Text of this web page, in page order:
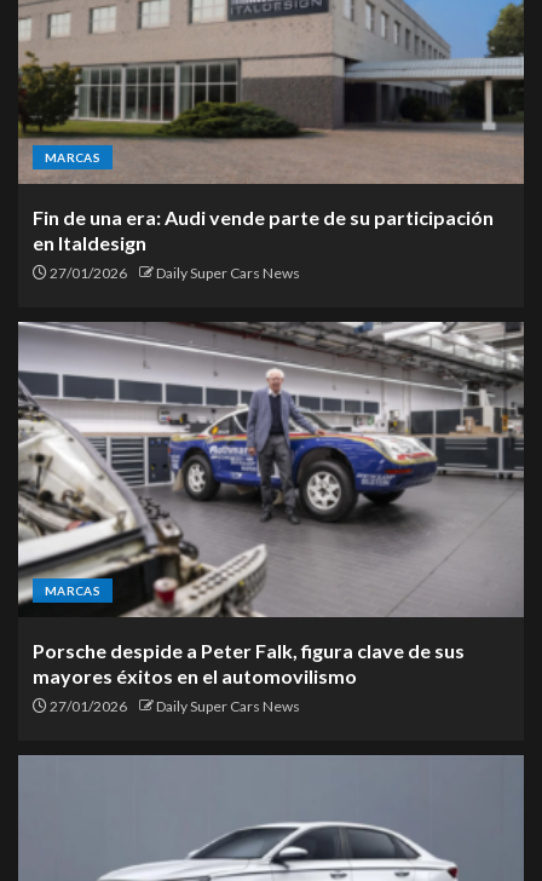
MARCAS
Fin de una era: Audi vende parte de su participación
en Italdesign
27/01/2026 Daily Super Cars News
MARCAS
Porsche despide a Peter Falk, figura clave de sus
mayores éxitos en el automovilismo
27/01/2026 Daily Super Cars News